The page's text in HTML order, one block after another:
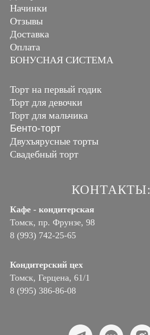
Начинки
Отзывы
Доставка
Оплата
БОНУСНАЯ СИСТЕМА
Торт на первый годик
Торт для девочки
Торт для мальчика
Бенто-торт
Двухъярусные торты
Свадебный торт
КОНТАКТЫ:
Кафе - кондитерская
Томск, пр. Фрунзе, 98
8 (993) 742-25-65
Кондитерский цех
Томск, Герцена, 61/1
8 (995) 386-86-08